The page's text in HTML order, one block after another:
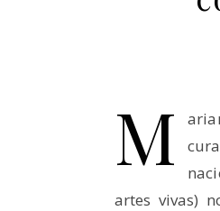
M
artes vivas)